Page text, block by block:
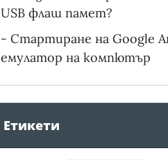
USB флаш памет?
- Стартиране на Google
емулатор на компютър
Етикети